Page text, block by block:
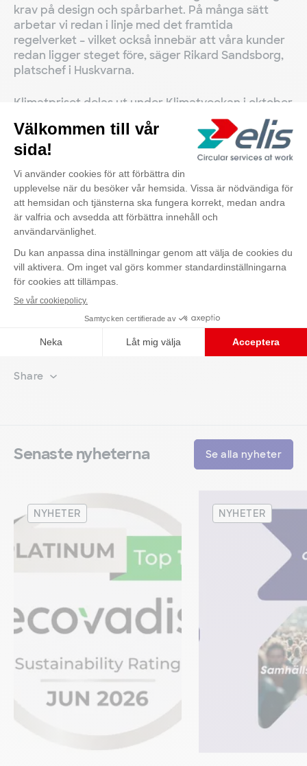
krav på design och spårbarhet. På många sätt
arbetar vi redan i linje med det framtida
regelverket – vilket också innebär att våra kunder
redan ligger steget före, säger Rikard Sandsborg,
platschef i Huskvarna.
Klimatpriset delas ut under Klimatveckan i oktober
2025, som i år fokuserar särskilt på
textilkonsumtionens klimatpåverkan. Vinnaren
tillkännages den 14 oktober.
Om Klimatpriset
Klimatpriset delas ut av Klimatrådet i Jönköpings
län för att uppmärksamma konkreta, mätbara och
reproducerbara insatser som bidrar till länets
vision om att bli ett Klimatsmart Plusenergilän.
Insatser med stark lokal förankring och samverkan
med andra aktörer värderas särskilt högt.
Mer om priset:
https://www.klimatradet.se/klimatpriset
Share
Senaste nyheterna Se alla nyheter
NYHETER NYHETER
Kontakta oss